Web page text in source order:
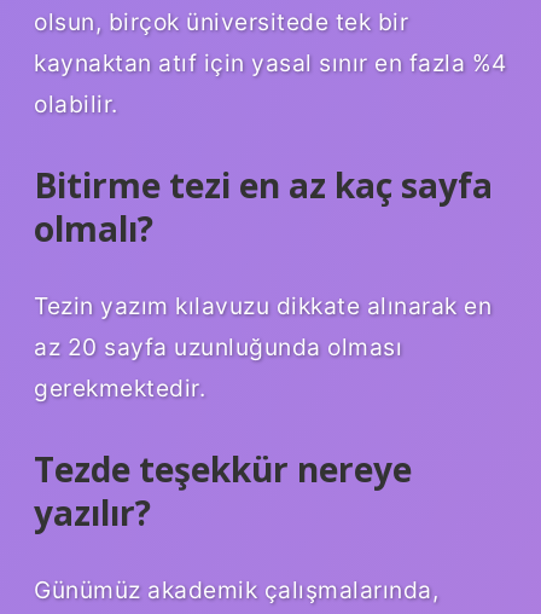
olsun, birçok üniversitede tek bir
kaynaktan atıf için yasal sınır en fazla %4
olabilir.
Bitirme tezi en az kaç sayfa
olmalı?
Tezin yazım kılavuzu dikkate alınarak en
az 20 sayfa uzunluğunda olması
gerekmektedir.
Tezde teşekkür nereye
yazılır?
Günümüz akademik çalışmalarında,